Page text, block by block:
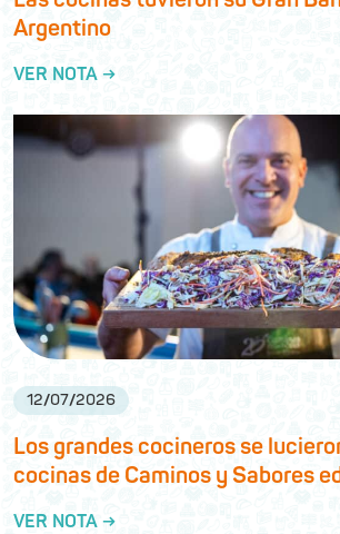
Argentino
VER NOTA →
12/07/2026
Los grandes cocineros se
cocinas de Caminos y Sabores
VER NOTA →